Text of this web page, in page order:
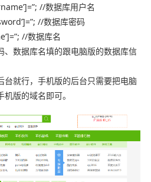
//数据库用户名
//数据库密码
//数据库名
、数据库名填的跟电脑版的数据库信
台就行，手机版的后台只需要把电脑
版的域名即可。